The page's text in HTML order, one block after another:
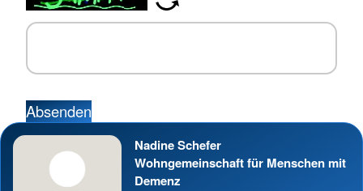
Absenden
Nadine Schefer
Wohngemeinschaft für Menschen mit
Demenz